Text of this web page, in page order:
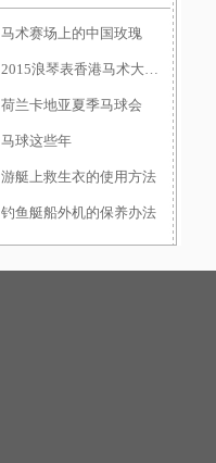
马术赛场上的中国玫瑰
2015浪琴表香港马术大师赛�
荷兰卡地亚夏季马球会
马球这些年
游艇上救生衣的使用方法
钓鱼艇船外机的保养办法